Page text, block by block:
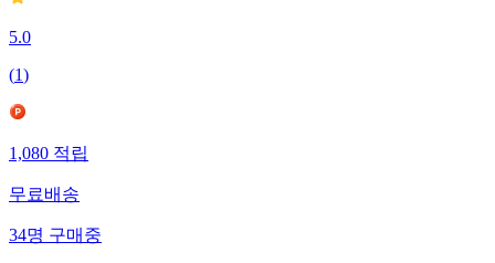
5.0
(1)
1,080적립
무료배송
34명구매중